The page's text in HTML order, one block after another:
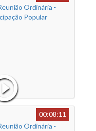
Ordinária -
Popular
00:08:11
Ordinária -